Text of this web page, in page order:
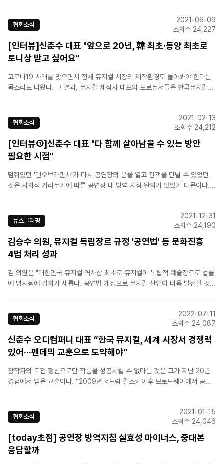
발적 희생으로 무대를 올린다. “모든 배우와 스태..
협회소식
2021-06-09
조회수 24,227
[인터뷰]신춘수 대표 "앞으로 20년, 韓 최초·동양 최초로
토니상 받고 싶어요"
코로나19 사태를 맞으면서 전체 뮤지컬 시장의 제작환경도 돌아봐야 한다는
목소리도 나왔다. 그 결과, 뮤지컬 제작사 대표와 프로듀서들은 한국뮤지컬제
이 합리적으로 바뀌어야 한다는 목소리가 나왔다. 또 배..
협회소식
2021-02-13
조회수 24,212
[인터뷰①]신춘수 대표 "다 함께 살아남을 수 있는 방안
필요한 시점"
멈춰있던 '맨오브라만차'가 다시 공연장의 문을 열고 관객을 만날 수 있었던
것은 사회적 거리두기에 따른 공연장 내 방역 지침 완화가 있었기 때문이다.
준한 단체 행동과 간절한 호소가 있었고, 신춘수 대..
뉴스클리핑
2021-12-31
조회수 24,190
김승수 의원, 뮤지컬 독립장르 규정 '공연법' 등 문화진흥
4법 처리 성과
김 의원은 "대한민국 뮤지컬 역사상 최초로 뮤지컬이 독립적 예술장르로 법률
에 명시됨에 감회가 새롭다. 공연법 개정으로 뮤지컬 산업이 더욱 발전할 것으
을 주도할 수 있도록 앞장서겠다"고 말했다.[출처] 영남일보T..
협회소식
2022-07-11
조회수 24,087
신춘수 오디컴퍼니 대표 “한국 뮤지컬, 세계 시장서 경쟁력
있어···팬데믹 교훈으로 도약해야”
창작자의 도전 정신으로만 작품을 성공시킬 수 없다는 것은 그가 지난 20년
경험에서 얻은 교훈이다. “2009년 <드림 걸즈> 이후 브로드웨이에서 공연
지컬은 수백명이 함께하는 작업에 많은 돈..
협회소식
2021-01-15
조회수 24,046
[today초점] 공연장 방역지침 실효성 마이너스, 중대본
응답할까